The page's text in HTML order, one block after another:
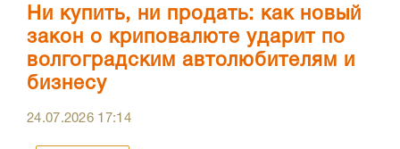
Ни купить, ни продать: как новый
закон о криповалюте ударит по
волгоградским автолюбителям и
бизнесу
24.07.2026 17:14